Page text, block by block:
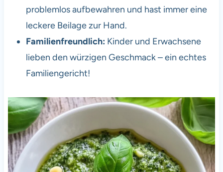
problemlos aufbewahren und hast immer eine
leckere Beilage zur Hand.
Familienfreundlich: Kinder und Erwachsene
lieben den würzigen Geschmack – ein echtes
Familiengericht!